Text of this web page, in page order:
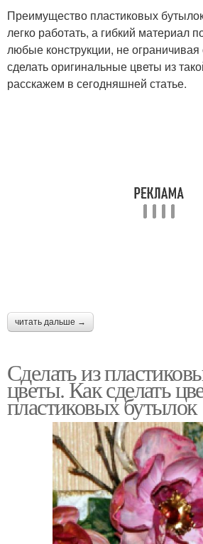
Преимущество пластиковых
легко работать, а гибкий материал
любые конструкции, не
сделать оригинальные цветы из
расскажем в сегодняшней статье.
читать дальше →
Сделать из
цветы. Как сделать
пластиковых бутылок